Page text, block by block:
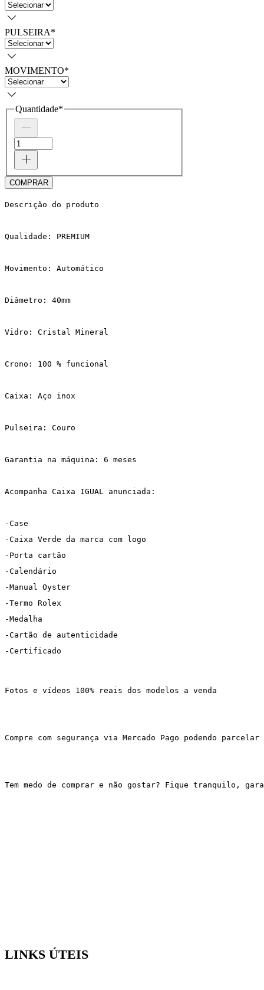
PULSEIRA*
MOVIMENTO*
Quantidade*
COMPRAR
Descrição do produto
Qualidade: PREMIUM
Movimento: Automático
Diâmetro: 40mm
Vidro: Cristal Mineral
Crono: 100 % funcional
Caixa: Aço inox
Pulseira: Couro
Garantia na máquina: 6 meses
Acompanha Caixa IGUAL anunciada:
-Case
-Caixa Verde da marca com logo
-Porta cartão
-Calendário
-Manual Oyster
-Termo Rolex
-Medalha
-Cartão de autenticidade
-Certificado
Fotos e vídeos 100% reais dos modelos a venda
Compre com segurança via Mercado Pago podendo
Tem medo de comprar e não gostar? Fique tranquilo,
LINKS ÚTEIS